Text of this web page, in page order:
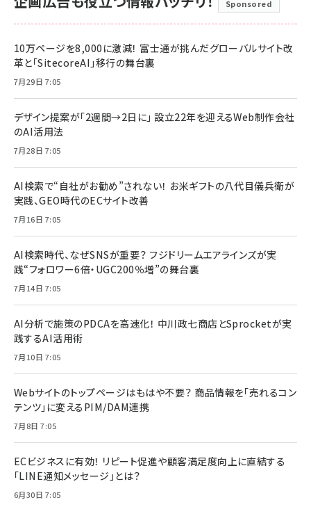
Sponsored
10万ページを8,000に激減！ 富士通が挑んだグローバルサイト改
革と「SitecoreAI」移行の舞台裏
7月29日 7:05
デザイン提案が「2週間→2日に」 設立22年を迎えるWeb制作会社
のAI活用法
7月28日 7:05
AI検索で“自社がお勧め”されない！ お米ギフトの八代目儀兵衛が
実践、GEO時代のECサイト改善
7月16日 7:05
AI検索時代、なぜSNSが重要？ フジドリームエアラインズが実
践“フォロワー6倍・UGC200％増”の舞台裏
7月14日 7:05
AI分析で施策のPDCAを高速化！ 中川政七商店とSprocketが実
践するAI活用術
7月10日 7:05
Webサイトのトップページはもはや不要？ 商品情報を「売れるコン
テンツ」に変えるPIM/DAM連携
7月8日 7:05
ECビジネスに有効！ リピート促進や顧客満足度向上に直結する
「LINE通知メッセージ」とは？
6月30日 7:05